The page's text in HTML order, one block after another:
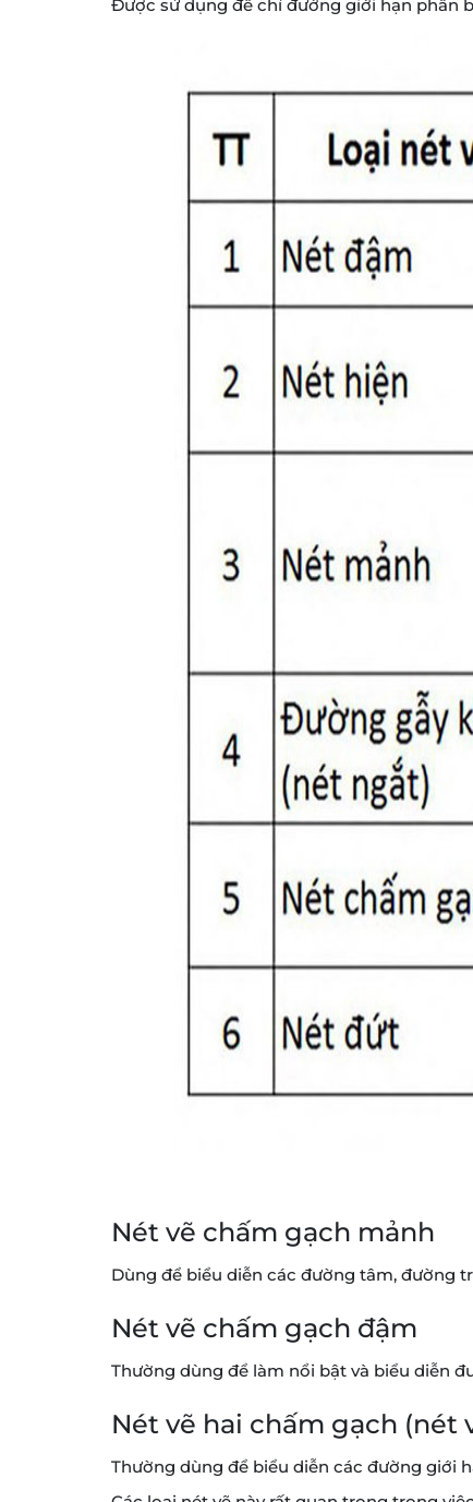
Được sử dụng để chỉ đường giới hạn phần
Nét vẽ chấm gạch mảnh
Dùng để biểu diễn các đường tâm, đường
Nét vẽ chấm gạch đậm
Thường dùng để làm nổi bật và biểu diễn
Nét vẽ hai chấm gạch (nét
Thường dùng để biểu diễn các đường giới